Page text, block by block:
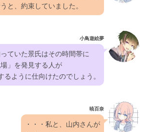
と、約束していました。
小鳥遊絵夢
ていた景氏はその時間帯に
場」を発見する人が
るように仕向けたのでしょう。
暁百奈
・・・私と、山内さんが